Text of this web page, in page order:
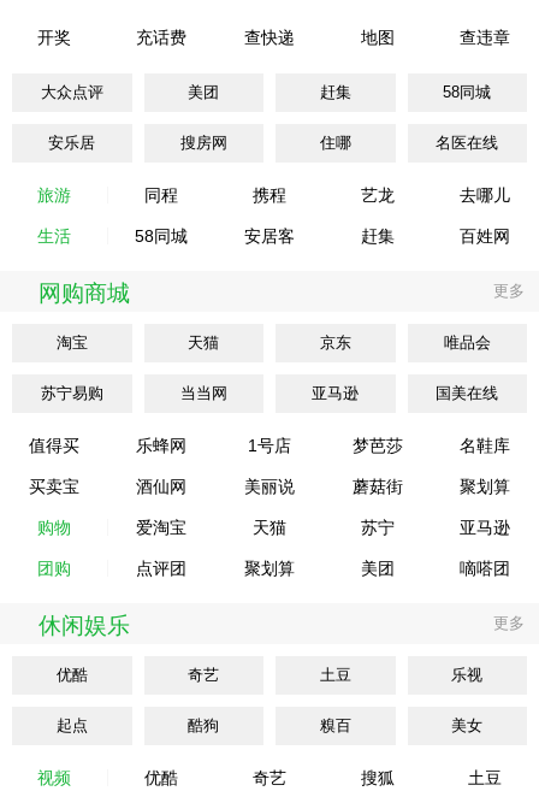
开奖 充话费 查快递 地图 查违章
大众点评 美团 赶集 58同城
安乐居 搜房网 住哪 名医在线
旅游 同程 携程 艺龙 去哪儿
生活 58同城 安居客 赶集 百姓网
网购商城 更多
淘宝 天猫 京东 唯品会
苏宁易购 当当网 亚马逊 国美在线
值得买 乐蜂网 1号店 梦芭莎 名鞋库
买卖宝 酒仙网 美丽说 蘑菇街 聚划算
购物 爱淘宝 天猫 苏宁 亚马逊
团购 点评团 聚划算 美团 嘀嗒团
休闲娱乐 更多
优酷 奇艺 土豆 乐视
起点 酷狗 糗百 美女
视频 优酷 奇艺 搜狐 土豆